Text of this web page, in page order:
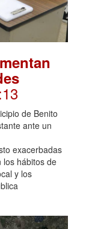
de Benito
ante un
exacerbadas
los hábitos de
y los